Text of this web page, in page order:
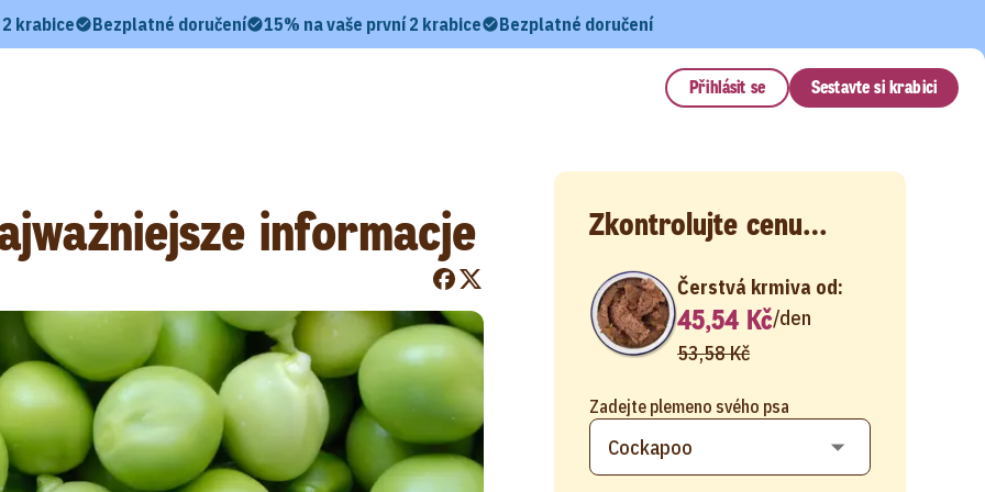
krabice Bezplatné doručení 15% na vaše první 2 krabice Bezplatné doručení
Přihlásit se Sestavte si krabici
informacje Zkontrolujte cenu…
Zadejte plemeno svého psa
Čerstvá krmiva od:
45,54 Kč/den
53,58 Kč